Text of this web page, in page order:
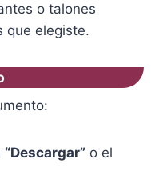
o talones
que elegiste.
“Descargar” o el